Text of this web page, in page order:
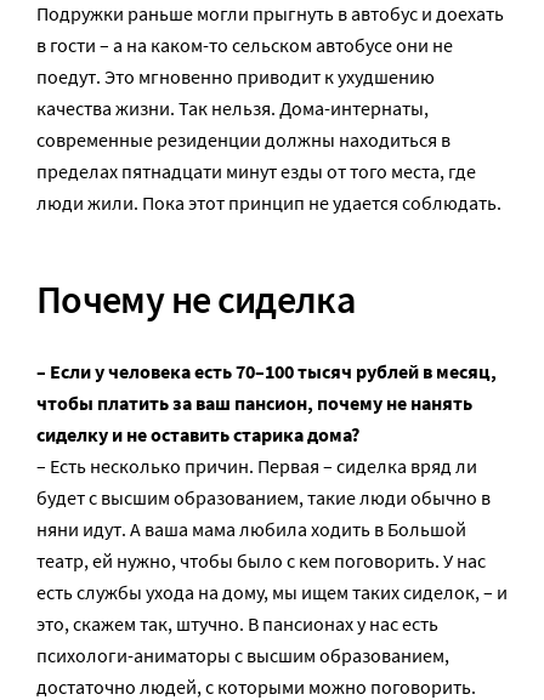
Подружки раньше могли прыгнуть в автобус и доехать
в гости – а на каком-то сельском автобусе они не
поедут. Это мгновенно приводит к ухудшению
качества жизни. Так нельзя. Дома-интернаты,
современные резиденции должны находиться в
пределах пятнадцати минут езды от того места, где
люди жили. Пока этот принцип не удается соблюдать.
Почему не сиделка
– Если у человека есть 70–100 тысяч рублей в месяц,
чтобы платить за ваш пансион, почему не нанять
сиделку и не оставить старика дома?
– Есть несколько причин. Первая – сиделка вряд ли
будет с высшим образованием, такие люди обычно в
няни идут. А ваша мама любила ходить в Большой
театр, ей нужно, чтобы было с кем поговорить. У нас
есть службы ухода на дому, мы ищем таких сиделок, – и
это, скажем так, штучно. В пансионах у нас есть
психологи-аниматоры с высшим образованием,
достаточно людей, с которыми можно поговорить.